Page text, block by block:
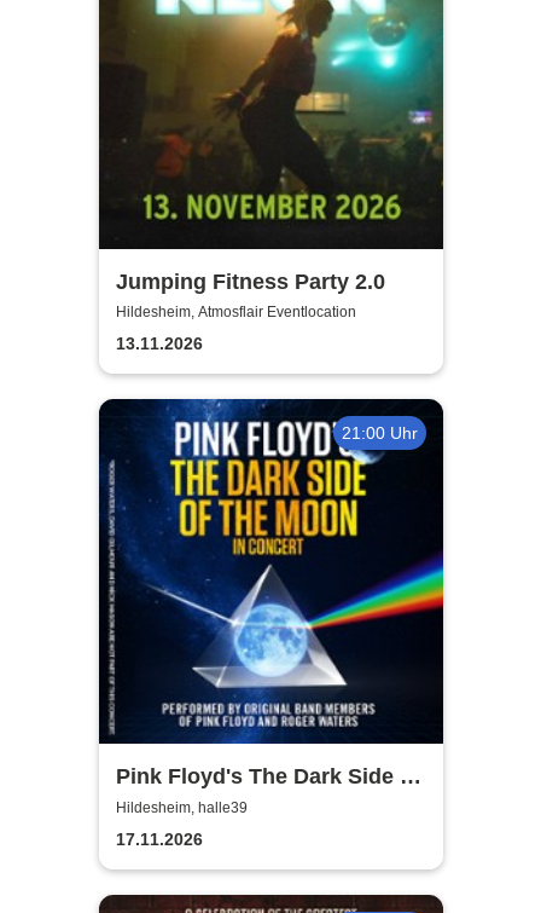
Jumping Fitness Party 2.0
Hildesheim, Atmosflair Eventlocation
13.11.2026
21:00 Uhr
Pink Floyd's The Dark Side of
the Moon - In Concert
Hildesheim, halle39
17.11.2026